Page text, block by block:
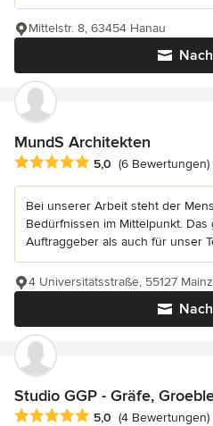
Mittelstr. 8, 63454 Hanau
MundS Architekten
Durchschnittliche Bewertung: 5
5,0 (6 Bewertungen)
Bei unserer Arbeit steht der
Bedürfnissen im Mittelpunkt.
Auftraggeber als auch für unser
4 Universitätsstraße, 55127 Mainz
Studio GGP - Gräfe,
Durchschnittliche Bewertung: 5
5,0 (4 Bewertungen)